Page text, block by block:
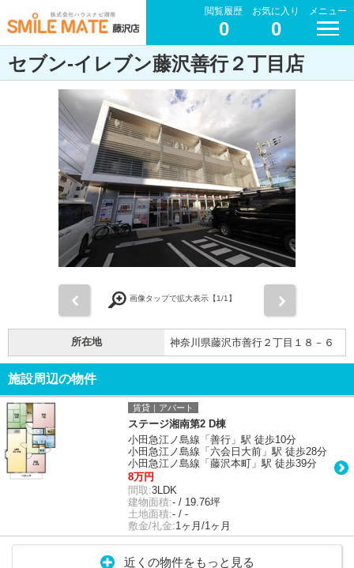
閲覧履歴
0
お気に入り
0
メニュー
セブン-イレブン藤沢善行２丁目店
画像タップで拡大表示【1/1】
所在地 神奈川県藤沢市善行２丁目１８－６
施設周辺の物件
賃貸｜アパート
ステージ湘南第2 D棟
小田急江ノ島線「善行」駅 徒歩10分
小田急江ノ島線「六会日大前」駅 徒歩28分
小田急江ノ島線「藤沢本町」駅 徒歩39分
8万円
間取:3LDK
建物面積:- / 19.76坪
土地面積:- / -
敷金/礼金:1ヶ月/1ヶ月
近くの物件をもっと見る